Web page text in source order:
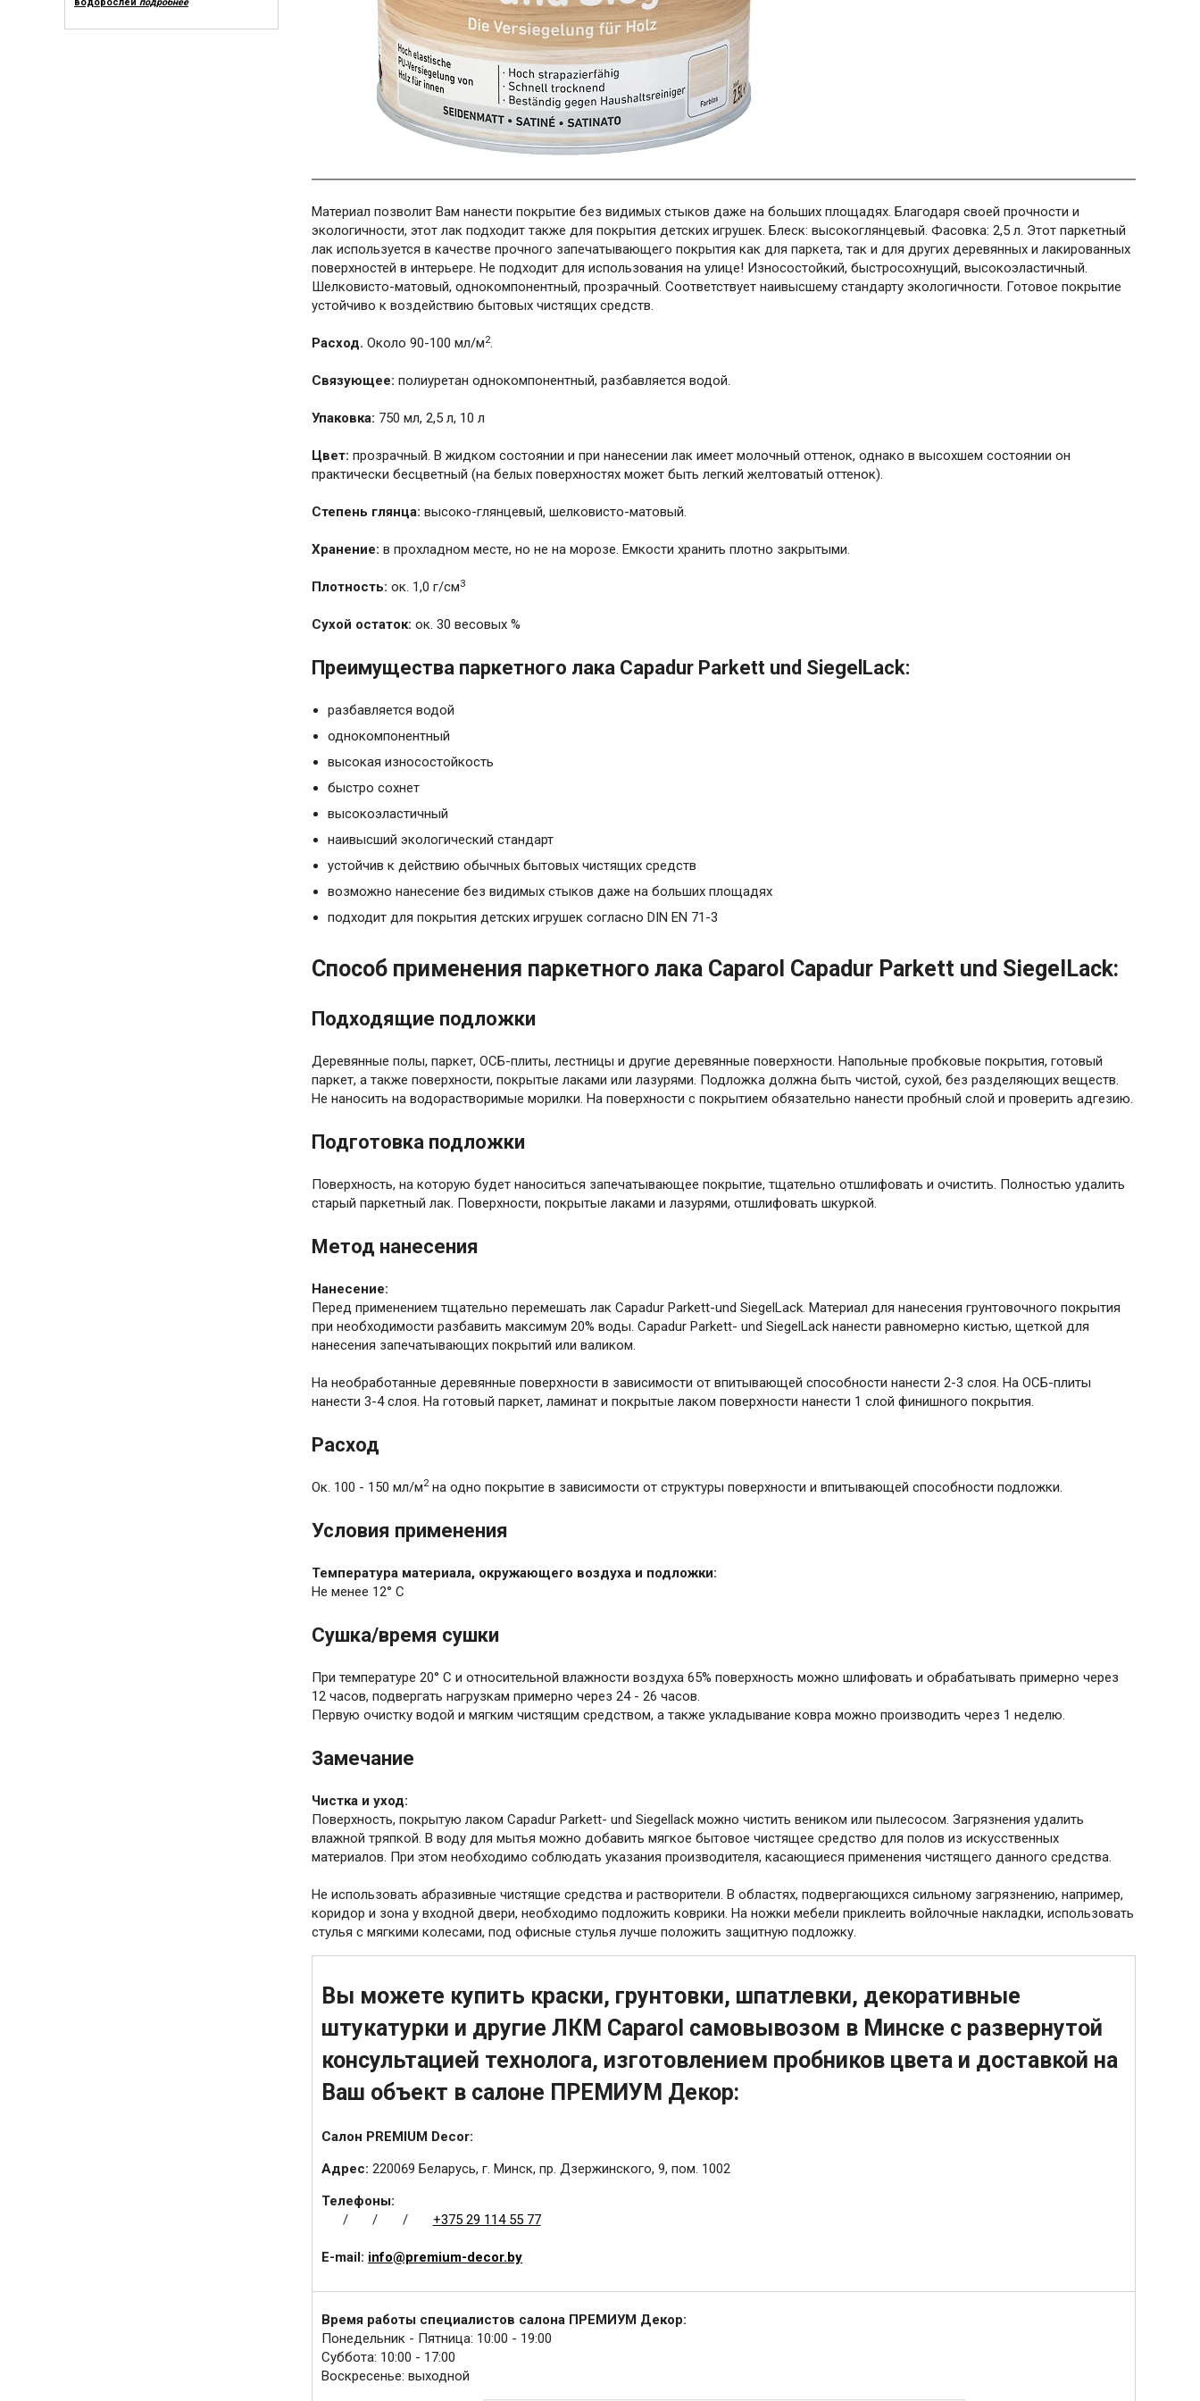
водорослей подробнее
Материал позволит Вам нанести покрытие без видимых стыков даже на больших площадях. Благодаря своей прочности и
экологичности, этот лак подходит также для покрытия детских игрушек. Блеск: высокоглянцевый. Фасовка: 2,5 л. Этот паркетный
лак используется в качестве прочного запечатывающего покрытия как для паркета, так и для других деревянных и лакированных
поверхностей в интерьере. Не подходит для использования на улице! Износостойкий, быстросохнущий, высокоэластичный.
Шелковисто-матовый, однокомпонентный, прозрачный. Соответствует наивысшему стандарту экологичности. Готовое покрытие
устойчиво к воздействию бытовых чистящих средств.
Расход. Около 90-100 мл/м2.
Связующее: полиуретан однокомпонентный, разбавляется водой.
Упаковка: 750 мл, 2,5 л, 10 л
Цвет: прозрачный. В жидком состоянии и при нанесении лак имеет молочный оттенок, однако в высохшем состоянии он
практически бесцветный (на белых поверхностях может быть легкий желтоватый оттенок).
Степень глянца: высоко-глянцевый, шелковисто-матовый.
Хранение: в прохладном месте, но не на морозе. Емкости хранить плотно закрытыми.
Плотность: ок. 1,0 г/см3
Сухой остаток: ок. 30 весовых %
Преимущества паркетного лака Capadur Parkett und SiegelLack:
разбавляется водой
однокомпонентный
высокая износостойкость
быстро сохнет
высокоэластичный
наивысший экологический стандарт
устойчив к действию обычных бытовых чистящих средств
возможно нанесение без видимых стыков даже на больших площадях
подходит для покрытия детских игрушек согласно DIN EN 71-3
Способ применения паркетного лака Caparol Capadur Parkett und SiegelLack:
Подходящие подложки
Деревянные полы, паркет, ОСБ-плиты, лестницы и другие деревянные поверхности. Напольные пробковые покрытия, готовый
паркет, а также поверхности, покрытые лаками или лазурями. Подложка должна быть чистой, сухой, без разделяющих веществ.
Не наносить на водорастворимые морилки. На поверхности с покрытием обязательно нанести пробный слой и проверить адгезию.
Подготовка подложки
Поверхность, на которую будет наноситься запечатывающее покрытие, тщательно отшлифовать и очистить. Полностью удалить
старый паркетный лак. Поверхности, покрытые лаками и лазурями, отшлифовать шкуркой.
Метод нанесения
Нанесение:
Перед применением тщательно перемешать лак Capadur Parkett-und SiegelLack. Материал для нанесения грунтовочного покрытия
при необходимости разбавить максимум 20% воды. Capadur Parkett- und SiegelLack нанести равномерно кистью, щеткой для
нанесения запечатывающих покрытий или валиком.
На необработанные деревянные поверхности в зависимости от впитывающей способности нанести 2-3 слоя. На ОСБ-плиты
нанести 3-4 слоя. На готовый паркет, ламинат и покрытые лаком поверхности нанести 1 слой финишного покрытия.
Расход
Ок. 100 - 150 мл/м2на одно покрытие в зависимости от структуры поверхности и впитывающей способности подложки.
Условия применения
Температура материала, окружающего воздуха и подложки:
Не менее 12° С
Сушка/время сушки
При температуре 20° С и относительной влажности воздуха 65% поверхность можно шлифовать и обрабатывать примерно через
12 часов, подвергать нагрузкам примерно через 24 - 26 часов.
Первую очистку водой и мягким чистящим средством, а также укладывание ковра можно производить через 1 неделю.
Замечание
Чистка и уход:
Поверхность, покрытую лаком Capadur Parkett- und Siegellack можно чистить веником или пылесосом. Загрязнения удалить
влажной тряпкой. В воду для мытья можно добавить мягкое бытовое чистящее средство для полов из искусственных
материалов. При этом необходимо соблюдать указания производителя, касающиеся применения чистящего данного средства.
Не использовать абразивные чистящие средства и растворители. В областях, подвергающихся сильному загрязнению, например,
коридор и зона у входной двери, необходимо подложить коврики. На ножки мебели приклеить войлочные накладки, использовать
стулья с мягкими колесами, под офисные стулья лучше положить защитную подложку.
Вы можете купить краски, грунтовки, шпатлевки, декоративные
штукатурки и другие ЛКМ Caparol самовывозом в Минске с развернутой
консультацией технолога, изготовлением пробников цвета и доставкой на
Ваш объект в салоне ПРЕМИУМ Декор:
Салон PREMIUM Decor:
Адрес: 220069 Беларусь, г. Минск, пр. Дзержинского, 9, пом. 1002
Телефоны:
/
/ / +375 29 114 55 77
E-mail: info@premium-decor.by
Время работы специалистов салона ПРЕМИУМ Декор:
Понедельник - Пятница: 10:00 - 19:00
Суббота: 10:00 - 17:00
Воскресенье: выходной